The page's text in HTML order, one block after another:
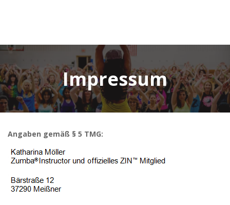
Impressum
Angaben gemäß § 5 TMG: